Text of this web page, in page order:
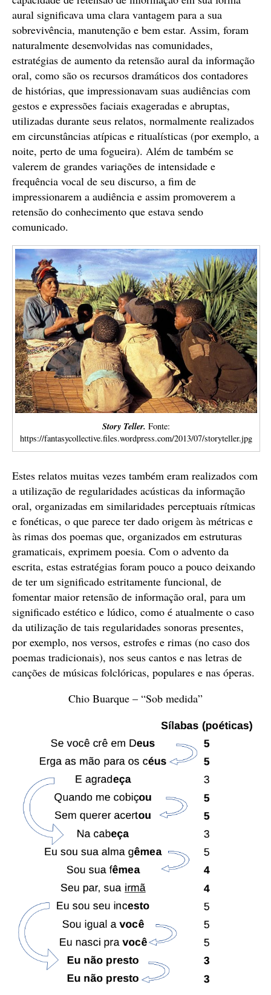
aural significava uma clara vantagem para a sua
sobrevivência, manutenção e bem estar. Assim, foram
naturalmente desenvolvidas nas comunidades,
estratégias de aumento da retensão aural da informação
oral, como são os recursos dramáticos dos contadores
de histórias, que impressionavam suas audiências com
gestos e expressões faciais exageradas e abruptas,
utilizadas durante seus relatos, normalmente realizados
em circunstâncias atípicas e ritualísticas (por exemplo, a
noite, perto de uma fogueira). Além de também se
valerem de grandes variações de intensidade e
frequência vocal de seu discurso, a fim de
impressionarem a audiência e assim promoverem a
retensão do conhecimento que estava sendo
comunicado.
Story Teller. Fonte:
https://fantasycollective.files.wordpress.com/2013/07/storyteller.jpg
Estes relatos muitas vezes também eram realizados com
a utilização de regularidades acústicas da informação
oral, organizadas em similaridades perceptuais rítmicas
e fonéticas, o que parece ter dado origem às métricas e
às rimas dos poemas que, organizados em estruturas
gramaticais, exprimem poesia. Com o advento da
escrita, estas estratégias foram pouco a pouco deixando
de ter um significado estritamente funcional, de
fomentar maior retensão de informação oral, para um
significado estético e lúdico, como é atualmente o caso
da utilização de tais regularidades sonoras presentes,
por exemplo, nos versos, estrofes e rimas (no caso dos
poemas tradicionais), nos seus cantos e nas letras de
canções de músicas folclóricas, populares e nas óperas.
Chio Buarque – “Sob medida”